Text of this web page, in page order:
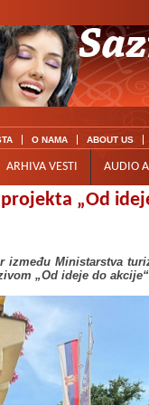
O NAMA ABOUT US
ARHIVA VESTI AUDIO
„Od
između Ministarstva
„Od ideje do